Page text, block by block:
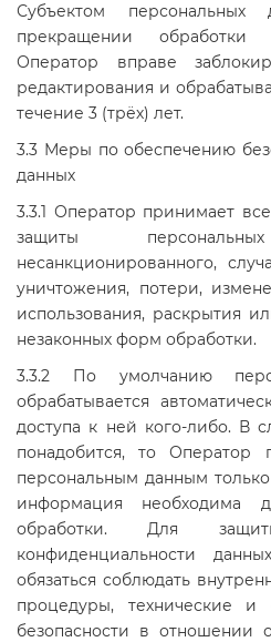
Субъектом
прекращении обработки
Оператор вправе
редактирования и
течение 3 (трёх) лет.
3.3 Меры по обеспечению
данных
3.3.1 Оператор принимает
защиты
несанкционированного,
уничтожения, потери,
использования, раскрытия
незаконных форм обработки.
3.3.2 По умолчанию
обрабатывается
доступа к ней кого-либо. В
понадобится, то Оператор
персональным данным
информация необходима
обработки. Для
конфиденциальности
обязаться соблюдать
процедуры, технические и
безопасности в отношении